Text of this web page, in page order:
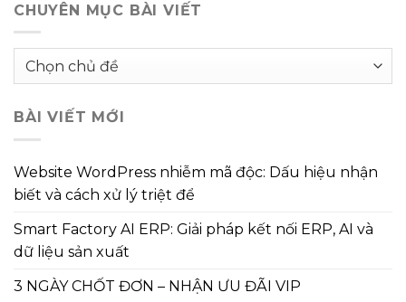
CHUYÊN MỤC BÀI VIẾT
Chuyên
viết
BÀI VIẾT MỚI
Website WordPress nhiễm mã độc: Dấu hiệu nhận
biết và cách xử lý triệt để
Smart Factory AI ERP: Giải pháp kết nối ERP, AI và
dữ liệu sản xuất
3 NGÀY CHỐT ĐƠN – NHẬN ƯU ĐÃI VIP